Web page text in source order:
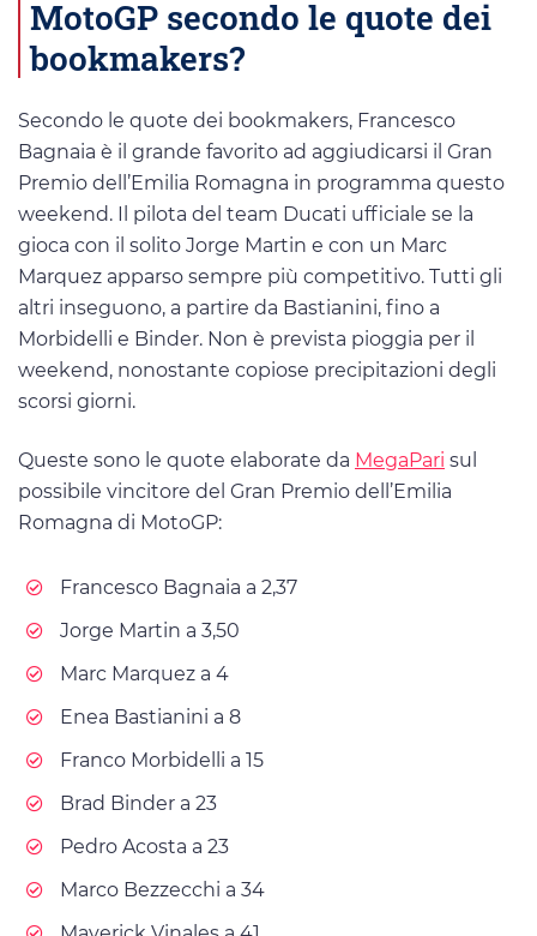
MotoGP secondo le quote dei
bookmakers?
Secondo le quote dei bookmakers, Francesco
Bagnaia è il grande favorito ad aggiudicarsi il Gran
Premio dell’Emilia Romagna in programma questo
weekend. Il pilota del team Ducati ufficiale se la
gioca con il solito Jorge Martin e con un Marc
Marquez apparso sempre più competitivo. Tutti gli
altri inseguono, a partire da Bastianini, fino a
Morbidelli e Binder. Non è prevista pioggia per il
weekend, nonostante copiose precipitazioni degli
scorsi giorni.
Queste sono le quote elaborate da MegaPari sul
possibile vincitore del Gran Premio dell’Emilia
Romagna di MotoGP:
Francesco Bagnaia a 2,37
Jorge Martin a 3,50
Marc Marquez a 4
Enea Bastianini a 8
Franco Morbidelli a 15
Brad Binder a 23
Pedro Acosta a 23
Marco Bezzecchi a 34